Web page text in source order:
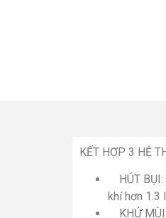
KẾT HỢP 3 HỆ
HÚT BỤI:
khí hơn 1.3
KHỬ